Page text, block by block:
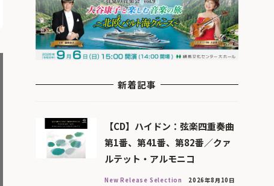
新着記事
【CD】ハイドン：弦楽四重奏曲
第1番、第41番、第82番／クァ
ルテット・アルモニコ
New Release Selection 2026年8月10日